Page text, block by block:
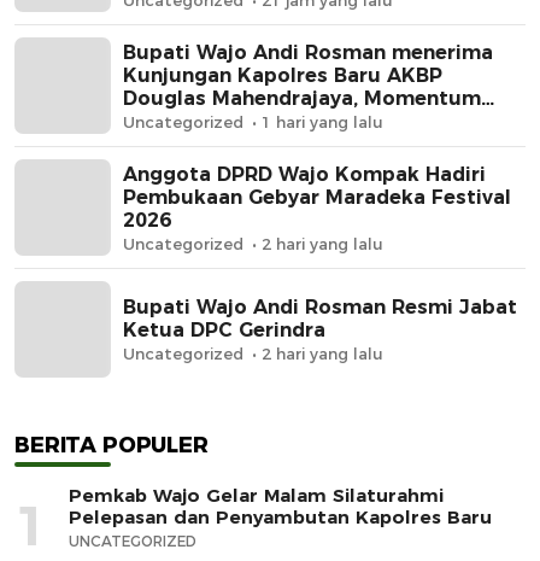
Bupati Wajo Andi Rosman menerima
Kunjungan Kapolres Baru AKBP
Douglas Mahendrajaya, Momentum
Memperkuat Sinergi
Uncategorized 1 hari yang lalu
Anggota DPRD Wajo Kompak Hadiri
Pembukaan Gebyar Maradeka Festival
2026
Uncategorized 2 hari yang lalu
Bupati Wajo Andi Rosman Resmi Jabat
Ketua DPC Gerindra
Uncategorized 2 hari yang lalu
BERITA POPULER
1
Pemkab Wajo Gelar Malam Silaturahmi
Pelepasan dan Penyambutan Kapolres Baru
UNCATEGORIZED